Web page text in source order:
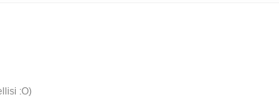
:O)